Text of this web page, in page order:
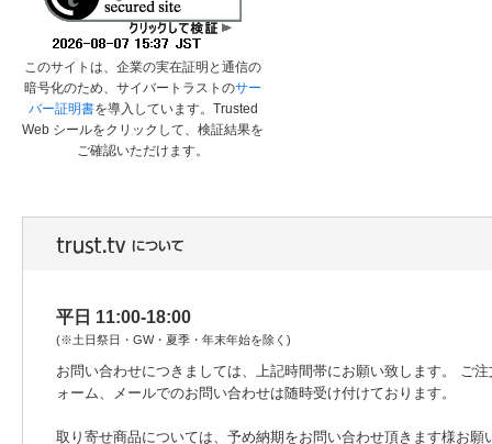
このサイトは、企業の実在証明と通信の
暗号化のため、サイバートラストのサー
バー証明書を導入しています。Trusted
Web シールをクリックして、検証結果を
ご確認いただけます。
平日 11:00-18:00
(※土日祭日・GW・夏季・年末年始を除く)
お問い合わせにつきましては、上記時間帯にお願い致します。 ご注
ォーム、メールでのお問い合わせは随時受け付けております。
取り寄せ商品については、予め納期をお問い合わせ頂きます様お願